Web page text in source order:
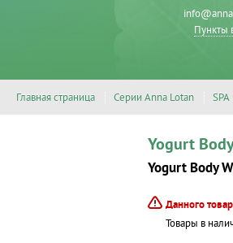
Пункты
Главная страница Серии Anna Lotan SPA
Yogurt
Yogurt Body
Данного
Товары в